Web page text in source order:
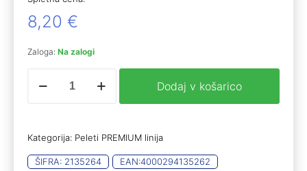
8,20 €
Zaloga: Na zalogi
R10
0,53g
puška
Dodaj v košarico
Kategorija: Peleti PREMIUM linija
ŠIFRA: 2135264 EAN:4000294135262